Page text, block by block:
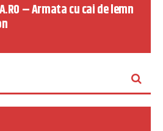
– Armata cu cai de lemn